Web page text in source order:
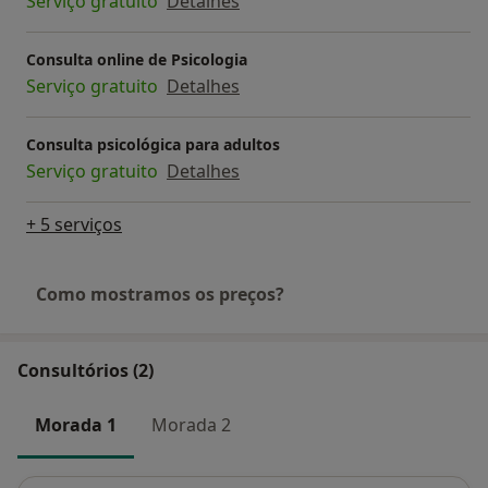
Consulta online de Psicologia
Serviço gratuito Detalhes
Consulta psicológica para adultos
Serviço gratuito Detalhes
+ 5 serviços
Como mostramos os preços?
Consultórios (2)
Morada 1 Morada 2